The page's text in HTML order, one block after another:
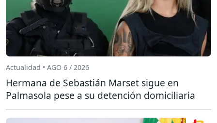
Actualidad • AGO 6 / 2026
Hermana de Sebastián Marset sigue en
Palmasola pese a su detención domiciliaria